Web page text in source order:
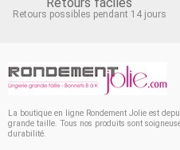
Retours possibles pendant 14 jours
La boutique en ligne Rondement Jolie est
grande taille. Tous nos produits sont
durabilité.